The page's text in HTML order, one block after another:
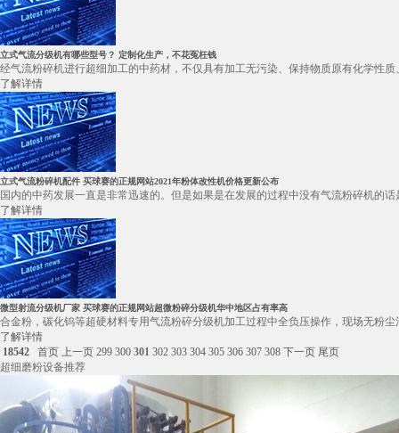
立式气流分级机有哪些型号？ 定制化生产，不花冤枉钱
经气流粉碎机进行超细加工的中药材，不仅具有加工无污染、保持物质原有化学性
了解详情
立式气流粉碎机配件 买球赛的正规网站2021年粉体改性机价格更新公布
国内的中药发展一直是非常迅速的。但是如果是在发展的过程中没有气流粉碎机的
了解详情
微型射流分级机厂家 买球赛的正规网站超微粉碎分级机华中地区占有率高
合金粉，碳化钨等超硬材料专用气流粉碎分级机加工过程中全负压操作，现场无粉
了解详情
18542
首页 上一页 299 300 301 302 303 304 305 306 307 308 下一页 尾页
超细磨粉设备推荐